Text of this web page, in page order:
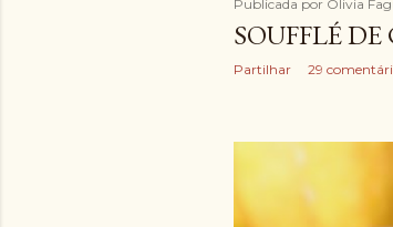
Publicada por Olivia
SOUFFLÉ
Partilhar 29